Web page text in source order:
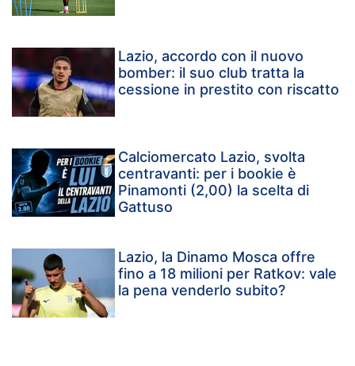
Lazio, accordo con il nuovo
bomber: il suo club tratta la
cessione in prestito con riscatto
Calciomercato Lazio, svolta
centravanti: per i bookie è
Pinamonti (2,00) la scelta di
Gattuso
Lazio, la Dinamo Mosca offre
fino a 18 milioni per Ratkov: vale
la pena venderlo subito?